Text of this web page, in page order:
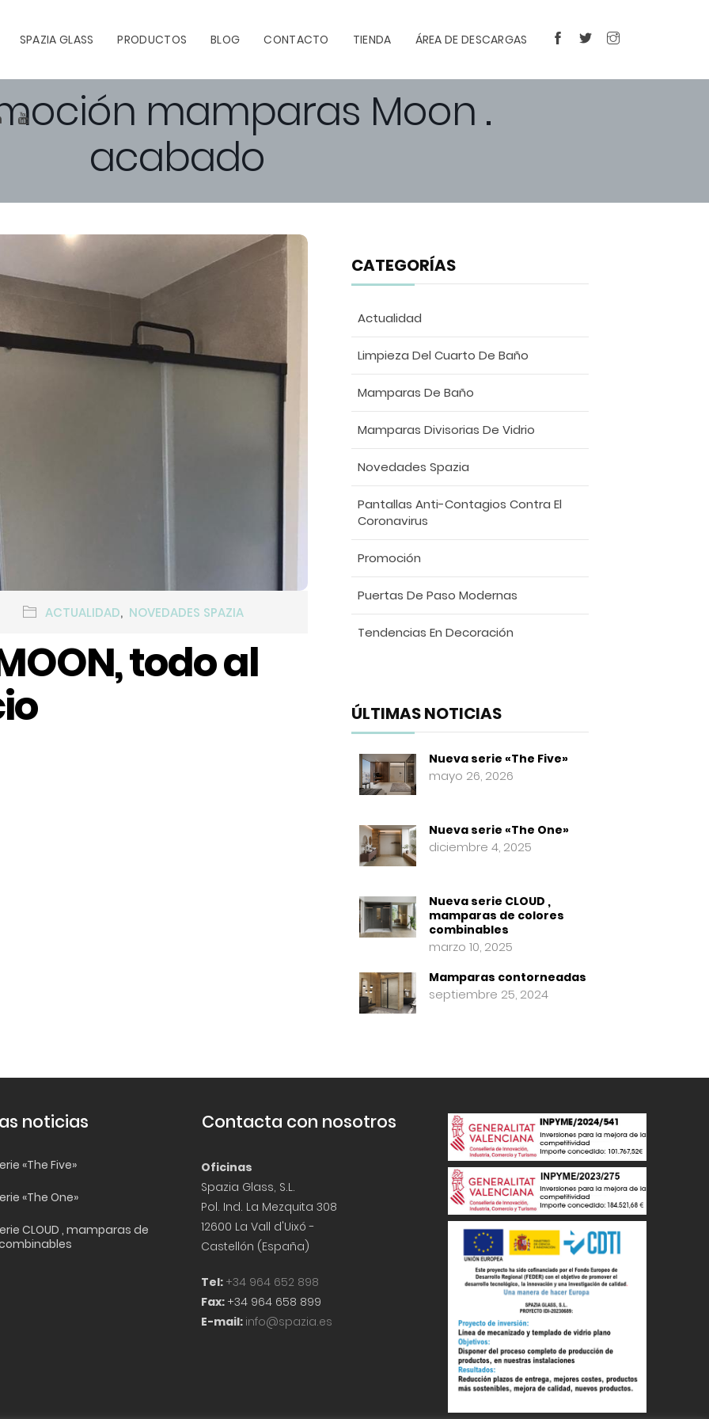
SPAZIA GLASS PRODUCTOS BLOG CONTACTO TIENDA ÁREA DE DESCARGAS FACEBOOKTWITTER
LINKEDINYOUTUBE
mamparas Moon .
acabado
ACTUALIDAD, NOVEDADES SPAZIA
todo al
CATEGORÍAS
Actualidad
Limpieza Del Cuarto De Baño
Mamparas De Baño
Mamparas Divisorias De Vidrio
Novedades Spazia
Pantallas Anti-Contagios Contra El
Coronavirus
Promoción
Puertas De Paso Modernas
Tendencias En Decoración
ÚLTIMAS NOTICIAS
Nueva serie «The Five»
mayo 26, 2026
Nueva serie «The One»
diciembre 4, 2025
Nueva serie CLOUD ,
mamparas de colores
combinables
marzo 10, 2025
Mamparas contorneadas
septiembre 25, 2024
noticias
«The Five»
«The One»
CLOUD , mamparas de
Contacta con nosotros
Oficinas
Spazia Glass, S.L.
Pol. Ind. La Mezquita 308
12600 La Vall d'Uixó -
Castellón (España)
Tel: +34 964 652 898
Fax: +34 964 658 899
E-mail: info@spazia.es